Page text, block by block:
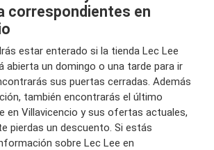
correspondientes en
estar enterado si la tienda Lec Lee
abierta un domingo o una tarde para ir
sus puertas cerradas. Además
también encontrarás el último
en Villavicencio y sus ofertas actuales,
pierdas un descuento. Si estás
sobre Lec Lee en